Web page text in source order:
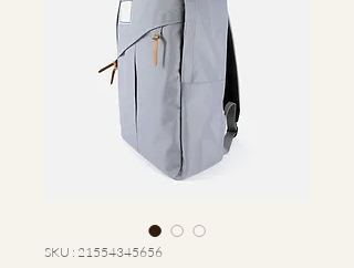
SKU : 21554345656